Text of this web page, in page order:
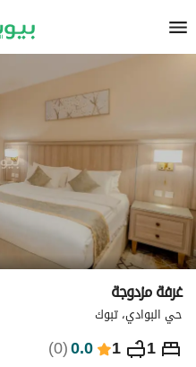
غرفة مزدوجة
حي البوادي، تبوك
1
1
0.0
(
0
) ⃁
348 ليلة